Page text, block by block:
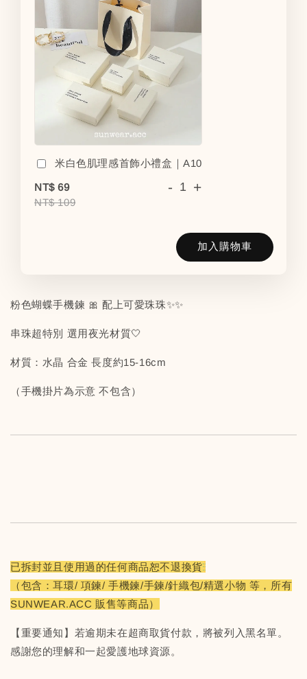
米白色肌理感首飾小禮盒｜A10
NT$ 69
NT$ 109
- +
加入購物車
粉色蝴蝶手機鍊 🎀 配上可愛珠珠✨✨
串珠超特別 選用夜光材質🤍
材質：水晶 合金 長度約15-16cm
（手機掛片為示意 不包含）
已拆封並且使用過的任何商品恕不退換貨
（包含：耳環/ 項鍊/ 手機鍊/手鍊/針織包/精選小物 等，所有
SUNWEAR.ACC 販售等商品）
【重要通知】若逾期未在超商取貨付款，將被列入黑名單。
感謝您的理解和一起愛護地球資源。